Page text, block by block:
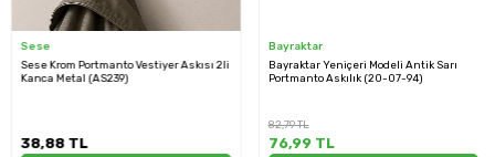
Sese
Sese Krom Portmanto Vestiyer Askısı 2li
Kanca Metal (AS239)
38,88TL
Bayraktar
Bayraktar Yeniçeri Modeli Antik Sarı
Portmanto Askılık (20-07-94)
82,79TL
76,99TL